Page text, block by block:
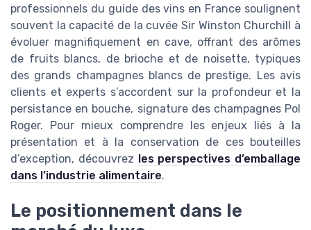
professionnels du guide des vins en France soulignent
souvent la capacité de la cuvée Sir Winston Churchill à
évoluer magnifiquement en cave, offrant des arômes
de fruits blancs, de brioche et de noisette, typiques
des grands champagnes blancs de prestige. Les avis
clients et experts s’accordent sur la profondeur et la
persistance en bouche, signature des champagnes Pol
Roger. Pour mieux comprendre les enjeux liés à la
présentation et à la conservation de ces bouteilles
d’exception, découvrez
les perspectives d’emballage
dans l’industrie alimentaire.
Le positionnement dans le